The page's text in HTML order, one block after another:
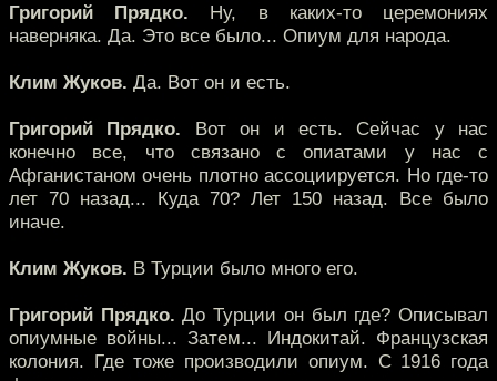
Григорий Прядко. Ну, в каких-то церемониях
наверняка. Да. Это все было... Опиум для народа.
Клим Жуков. Да. Вот он и есть.
Григорий Прядко. Вот он и есть. Сейчас у нас
конечно все, что связано с опиатами у нас с
Афганистаном очень плотно ассоциируется. Но где-то
лет 70 назад... Куда 70? Лет 150 назад. Все было
иначе.
Клим Жуков. В Турции было много его.
Григорий Прядко. До Турции он был где? Описывал
опиумные войны... Затем... Индокитай. Французская
колония. Где тоже производили опиум. С 1916 года